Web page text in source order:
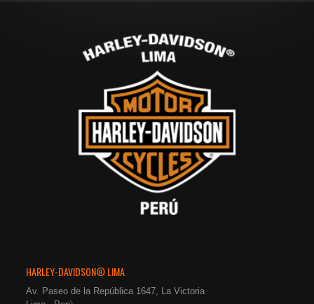
HARLEY-DAVIDSON® LIMA
Av. Paseo de la República 1647, La Victoria